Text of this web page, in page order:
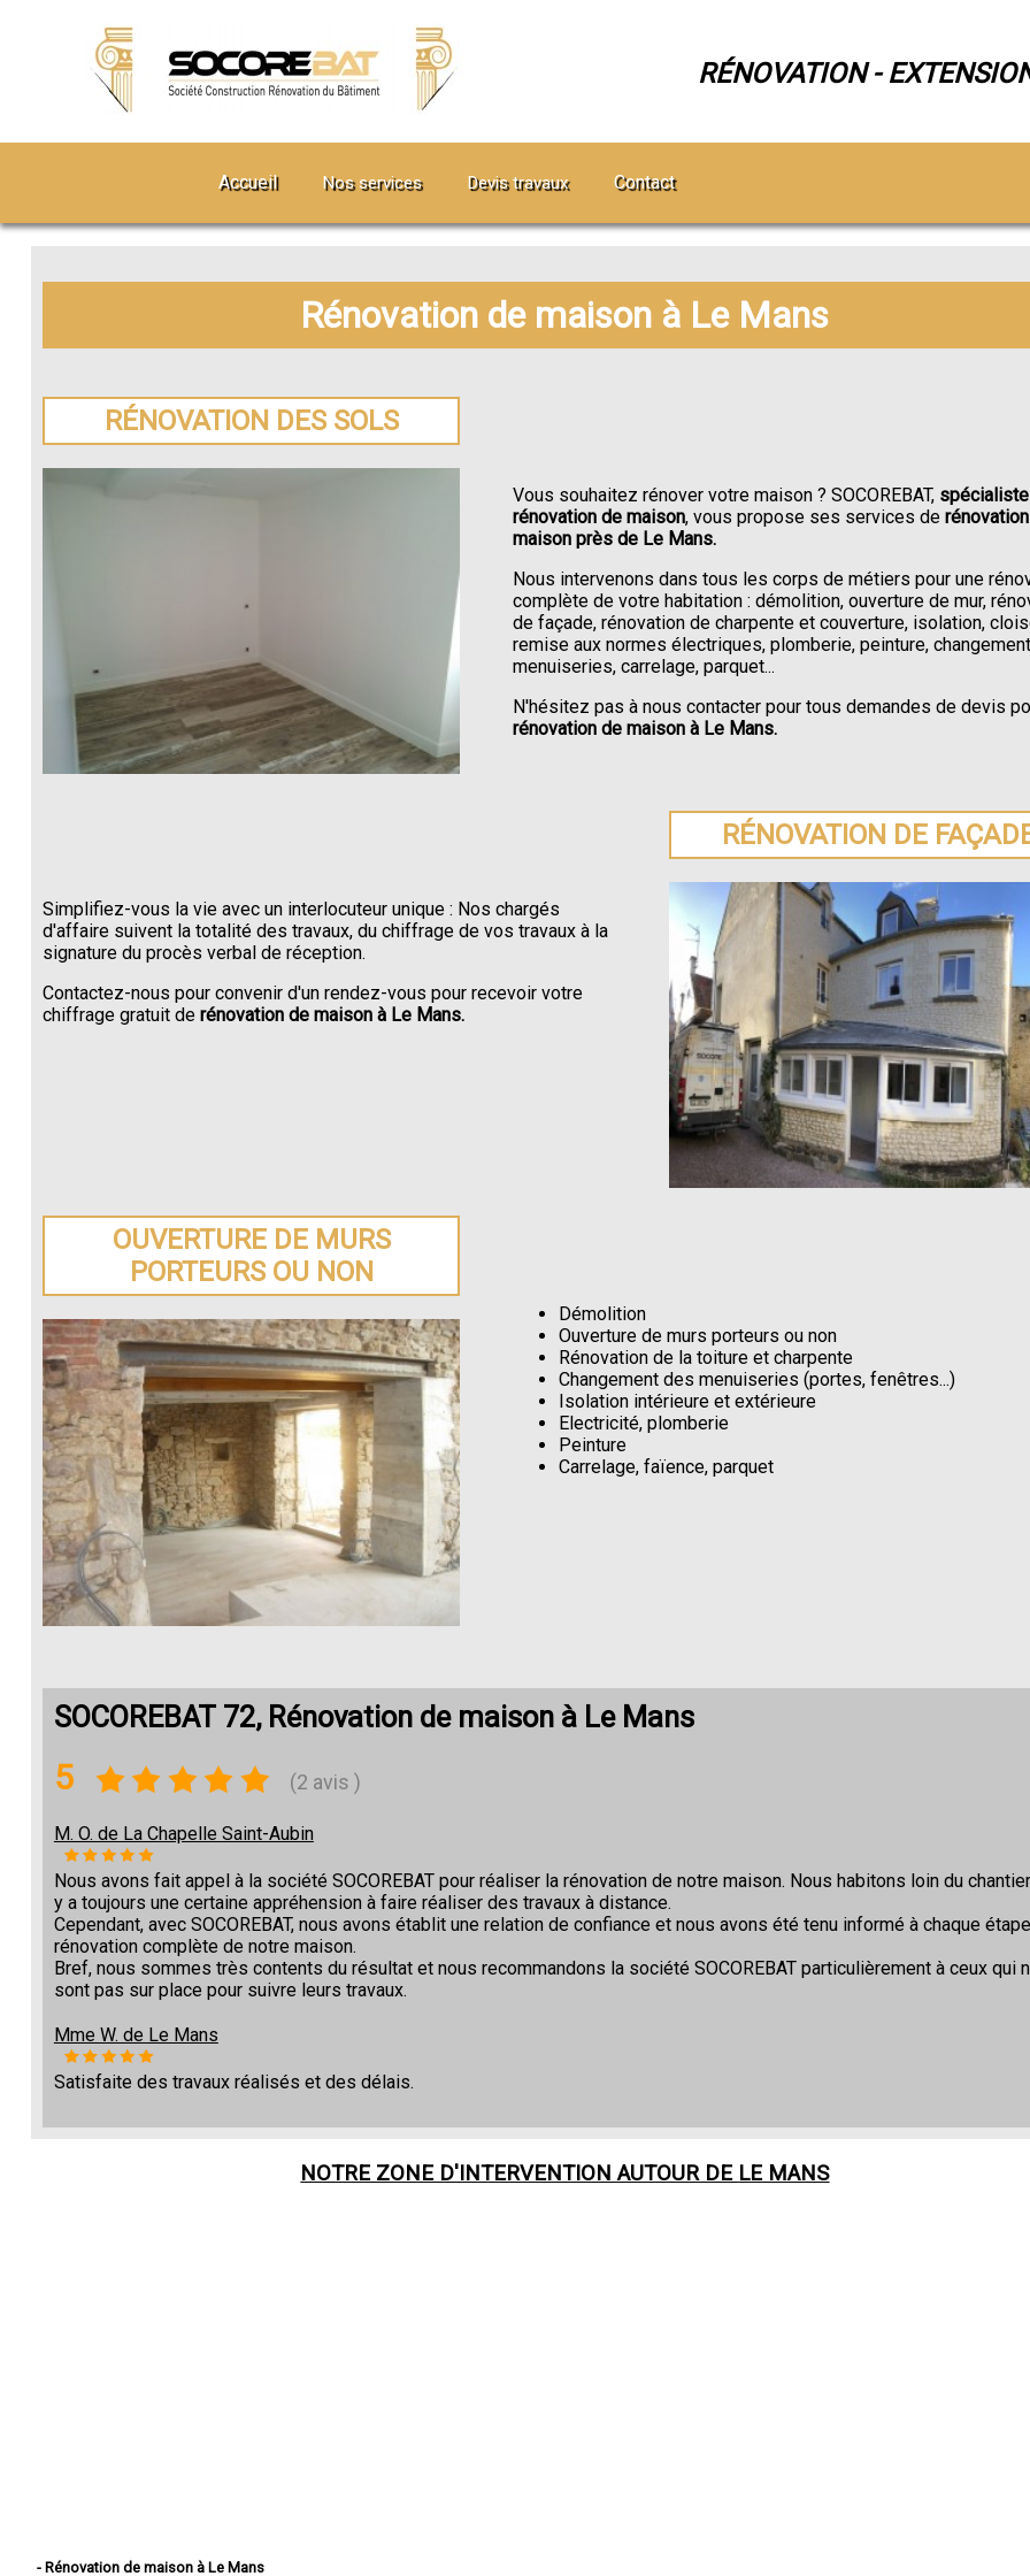
RÉNOVATION -
Accueil Nos services Devis travaux Contact
Rénovation de maison à Le Mans
RÉNOVATION DES SOLS
Vous souhaitez rénover votre maison ? SOCOREBAT,
rénovation de maison, vous propose ses services de
maison près de Le Mans.
Nous intervenons dans tous les corps de métiers pour une
complète de votre habitation : démolition, ouverture de mur,
de façade, rénovation de charpente et couverture, isolation,
remise aux normes électriques, plomberie, peinture,
menuiseries, carrelage, parquet...
N'hésitez pas à nous contacter pour tous demandes de devis
rénovation de maison à Le Mans.
RÉNOVATION DE
Simplifiez-vous la vie avec un interlocuteur unique : Nos chargés
d'affaire suivent la totalité des travaux, du chiffrage de vos travaux à la
signature du procès verbal de réception.
Contactez-nous pour convenir d'un rendez-vous pour recevoir votre
chiffrage gratuit de rénovation de maison à Le Mans.
OUVERTURE DE MURS
PORTEURS OU NON
Démolition
Ouverture de murs porteurs ou non
Rénovation de la toiture et charpente
Changement des menuiseries (portes, fenêtres...)
Isolation intérieure et extérieure
Electricité, plomberie
Peinture
Carrelage, faïence, parquet
SOCOREBAT 72, Rénovation de maison à Le Mans
5 (2 avis )
M. O. de La Chapelle Saint-Aubin
Nous avons fait appel à la société SOCOREBAT pour réaliser la rénovation de notre maison. Nous habitons loin du
y a toujours une certaine appréhension à faire réaliser des travaux à distance.
Cependant, avec SOCOREBAT, nous avons établit une relation de confiance et nous avons été tenu informé à chaque
rénovation complète de notre maison.
Bref, nous sommes très contents du résultat et nous recommandons la société SOCOREBAT particulièrement à ceux qui
sont pas sur place pour suivre leurs travaux.
Mme W. de Le Mans
Satisfaite des travaux réalisés et des délais.
NOTRE ZONE D'INTERVENTION AUTOUR DE LE MANS
- Rénovation de maison à Le Mans